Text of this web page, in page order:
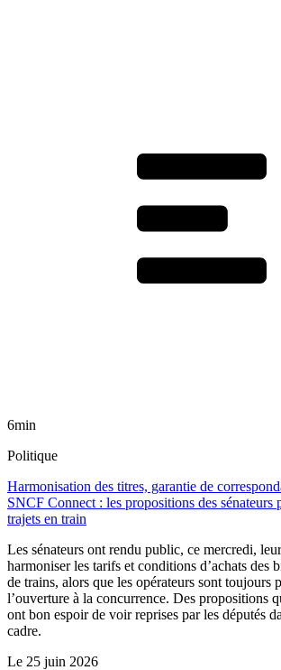
6min
Politique
Harmonisation des titres, garantie de
SNCF Connect : les propositions des sénateurs
trajets en train
Les sénateurs ont rendu public, ce mercredi,
harmoniser les tarifs et conditions d’achats des
de trains, alors que les opérateurs sont toujours
l’ouverture à la concurrence. Des propositions
ont bon espoir de voir reprises par les députés
cadre.
Le 25 juin 2026